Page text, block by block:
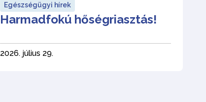
Egészségügyi hírek
Harmadfokú hőségriasztás!
2026. július 29.